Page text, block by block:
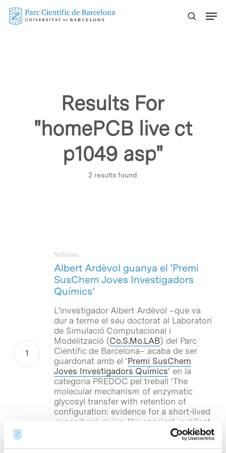
Skip
Results For
"homePCB live ct
p1049 asp"
2 results found
Albert Ardèvol guanya el ‘Premi
SusChem Joves Investigadors
Químics’
Notícies
L’investigador Albert Ardèvol –que va
dur a terme el seu doctorat al Laboratori
de Simulació Computacional i
Modelització (Co.S.Mo.LAB) del Parc
Científic de Barcelona– acaba de ser
guardonat amb el ‘Premi SusChem
Joves Investigadors Químics‘ en la
categoria PREDOC pel treball ‘The
molecular mechanism of enzymatic
glycosyl transfer with retention of
configuration: evidence for a short-lived
oxocarbenium ion-like species‘, publicat
en 2011 a Angewandte Chemie (DOI:
), una de les